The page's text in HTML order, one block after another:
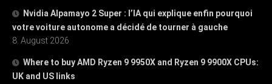
Nvidia Alpamayo 2 Super : l’IA qui explique enfin pourquoi
votre voiture autonome a décidé de tourner à gauche
8. August 2026
Where to buy AMD Ryzen 9 9950X and Ryzen 9 9900X CPUs:
UK and US links